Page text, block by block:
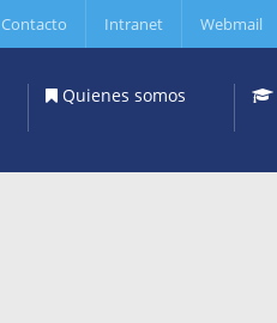
Contacto Intranet Webmail
Quienes somos